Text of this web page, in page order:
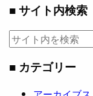
■ サイト内検索
■ カテゴリー